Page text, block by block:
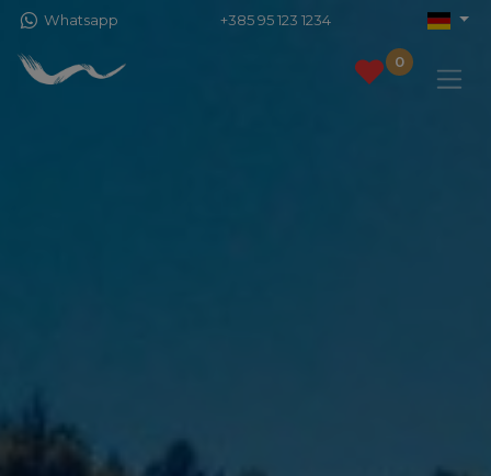
Whatsapp +385 95 123 1234
0